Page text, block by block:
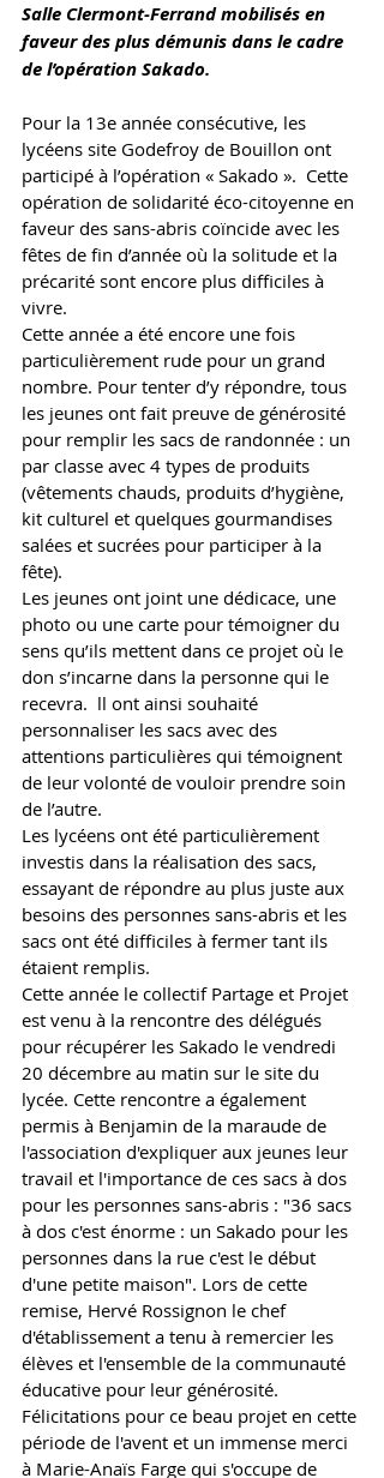
Salle Clermont-Ferrand mobilisés en
faveur des plus démunis dans le cadre
de l’opération Sakado.
Pour la 13e année consécutive, les
lycéens site Godefroy de Bouillon ont
participé à l’opération « Sakado ».  Cette
opération de solidarité éco-citoyenne en
faveur des sans-abris coïncide avec les
fêtes de fin d’année où la solitude et la
précarité sont encore plus difficiles à
vivre.
Cette année a été encore une fois
particulièrement rude pour un grand
nombre. Pour tenter d’y répondre, tous
les jeunes ont fait preuve de générosité
pour remplir les sacs de randonnée : un
par classe avec 4 types de produits
(vêtements chauds, produits d’hygiène,
kit culturel et quelques gourmandises
salées et sucrées pour participer à la
fête).
Les jeunes ont joint une dédicace, une
photo ou une carte pour témoigner du
sens qu’ils mettent dans ce projet où le
don s’incarne dans la personne qui le
recevra. ll ont ainsi souhaité
personnaliser les sacs avec des
attentions particulières qui témoignent
de leur volonté de vouloir prendre soin
de l’autre.
Les lycéens ont été particulièrement
investis dans la réalisation des sacs,
essayant de répondre au plus juste aux
besoins des personnes sans-abris et les
sacs ont été difficiles à fermer tant ils
étaient remplis.
Cette année le collectif Partage et Projet
est venu à la rencontre des délégués
pour récupérer les Sakado le vendredi
20 décembre au matin sur le site du
lycée. Cette rencontre a également
permis à Benjamin de la maraude de
l'association d'expliquer aux jeunes leur
travail et l'importance de ces sacs à dos
pour les personnes sans-abris : "36 sacs
à dos c'est énorme : un Sakado pour les
personnes dans la rue c'est le début
d'une petite maison". Lors de cette
remise, Hervé Rossignon le chef
d'établissement a tenu à remercier les
élèves et l'ensemble de la communauté
éducative pour leur générosité.
Félicitations pour ce beau projet en cette
période de l'avent et un immense merci
à Marie-Anaïs Farge qui s'occupe de